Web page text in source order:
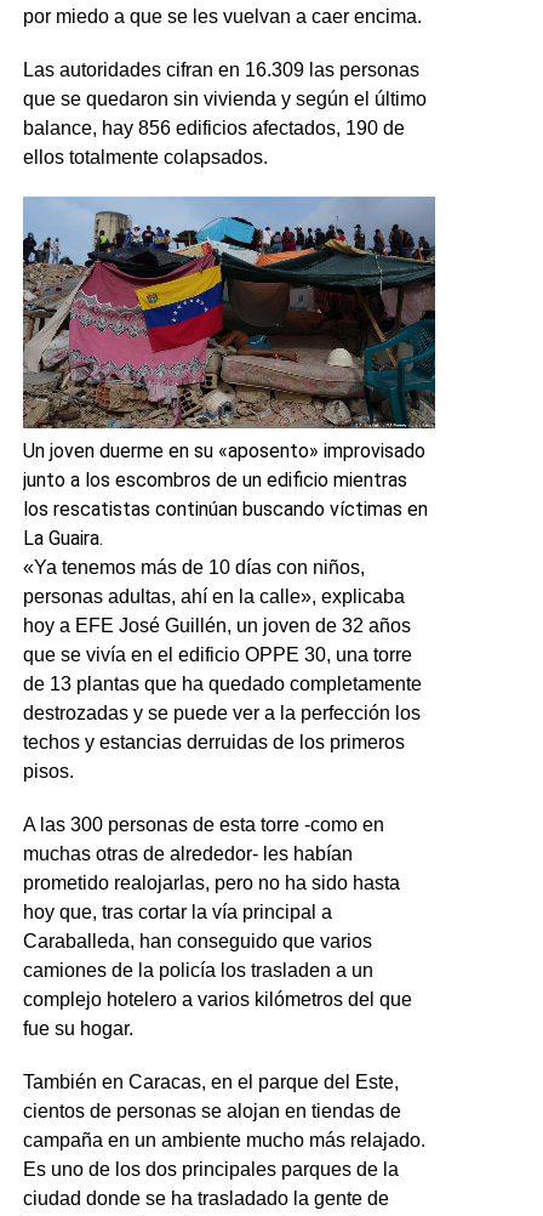
por miedo a que se les vuelvan a caer encima.
Las autoridades cifran en 16.309 las personas
que se quedaron sin vivienda y según el último
balance, hay 856 edificios afectados, 190 de
ellos totalmente colapsados.
Un joven duerme en su «aposento» improvisado
junto a los escombros de un edificio mientras
los rescatistas continúan buscando víctimas en
La Guaira.
«Ya tenemos más de 10 días con niños,
personas adultas, ahí en la calle», explicaba
hoy a EFE José Guillén, un joven de 32 años
que se vivía en el edificio OPPE 30, una torre
de 13 plantas que ha quedado completamente
destrozadas y se puede ver a la perfección los
techos y estancias derruidas de los primeros
pisos.
A las 300 personas de esta torre -como en
muchas otras de alrededor- les habían
prometido realojarlas, pero no ha sido hasta
hoy que, tras cortar la vía principal a
Caraballeda, han conseguido que varios
camiones de la policía los trasladen a un
complejo hotelero a varios kilómetros del que
fue su hogar.
También en Caracas, en el parque del Este,
cientos de personas se alojan en tiendas de
campaña en un ambiente mucho más relajado.
Es uno de los dos principales parques de la
ciudad donde se ha trasladado la gente de